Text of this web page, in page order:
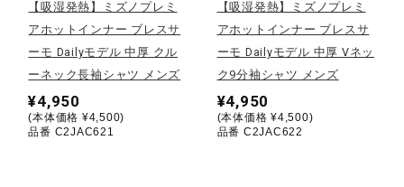
その他
サポート
【吸湿発熱】ミズノプレミ
アホットインナー ブレスサ
ーモ Dailyモデル 中厚 クル
ーネック長袖シャツ メンズ
¥4,950
(本体価格 ¥4,500)
品番 C2JAC621
【吸湿発熱】ミズノプレミ
アホットインナー ブレスサ
ーモ Dailyモデル 中厚 Vネッ
ク9分袖シャツ メンズ
¥4,950
(本体価格 ¥4,500)
品番 C2JAC622